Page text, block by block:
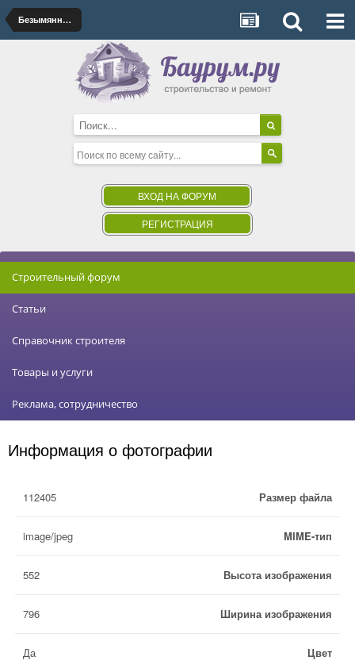
Безымянный альбом
ВХОД НА ФОРУМ
РЕГИСТРАЦИЯ
Строительный форум
Статьи
Справочник строителя
Товары и услуги
Реклама, сотрудничество
Информация о фотографии
Размер файла
112405
MIME-тип
image/jpeg
Высота изображения
552
Ширина изображения
796
Цвет
Да